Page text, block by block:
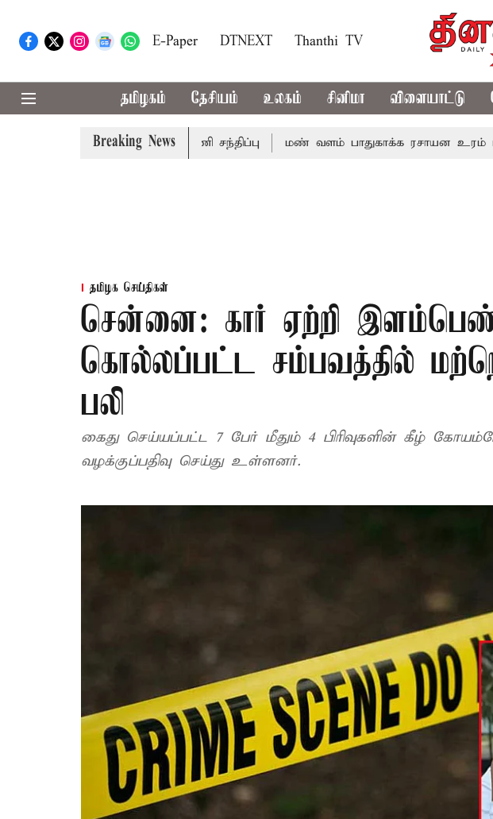
E-Paper DTNEXT Thanthi TV
தமிழகம் தேசியம் உலகம் சினிமா விளையாட்டு
Breaking News
சண்முகம், வேலுமணி சந்திப்பு மண் வளம் பாதுகாக்க ரசாயன உரம்
தமிழக செய்திகள்
சென்னை: கார் ஏற்றி
கொல்லப்பட்ட சம்பவத்தில்
பலி
கைது செய்யப்பட்ட 7 பேர் மீதும் 4 பிரிவுகளின் கீழ்
வழக்குப்பதிவு செய்து உள்ளனர்.